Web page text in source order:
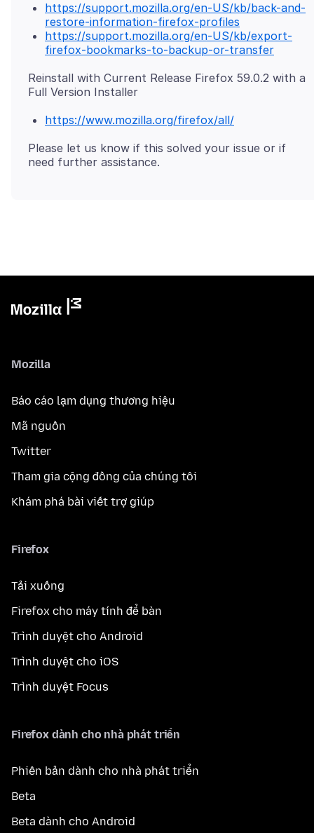
https://support.mozilla.org/en-US/kb/back-and-
restore-information-firefox-profiles
https://support.mozilla.org/en-US/kb/export-
firefox-bookmarks-to-backup-or-transfer
Reinstall with Current Release Firefox 59.0.2 with a
https://www.mozilla.org/firefox/all/
Please let us know if this solved your issue or if
Mozilla
Báo cáo lạm dụng thương hiệu
Mã nguồn
Twitter
Tham gia cộng đồng của chúng tôi
Khám phá bài viết trợ giúp
Firefox
Tải xuống
Firefox cho máy tính để bàn
Trình duyệt cho Android
Trình duyệt cho iOS
Trình duyệt Focus
Firefox dành cho nhà phát triển
Phiên bản dành cho nhà phát triển
Beta
Beta dành cho Android